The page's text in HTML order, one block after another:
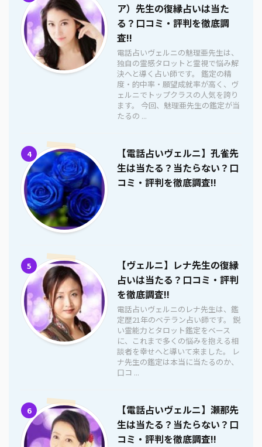
ア）先生の復縁占いは当た
る？口コミ・評判を徹底調
査!!
電話占いヴェルニの魅理亜先生は、
独自の霊感タロットと霊視で悩み解
決へと導く占い師です。 鑑定の精
度・的中率・願望成就率が高く、ヴ
ェルニでトップクラスの人気を誇り
ます。 今回、魅理亜先生の鑑定が当
たるの ...
4
【電話占いヴェルニ】孔雀先
生は当たる？当たらない？口
コミ・評判を徹底調査!!
5
【ヴェルニ】レナ先生の復縁
占いは当たる？口コミ・評判
を徹底調査!!
電話占いヴェルニのレナ先生は、鑑
定歴21年のベテラン占い師です。 鋭
い霊能力とタロット鑑定をベース
に、これまで多くの悩みを抱える相
談者を幸せへと導いて来ました。 レ
ナ先生の鑑定は本当に当たるのか、
口コ ...
6
【電話占いヴェルニ】瀬那先
生は当たる？当たらない？口
コミ・評判を徹底調査!!